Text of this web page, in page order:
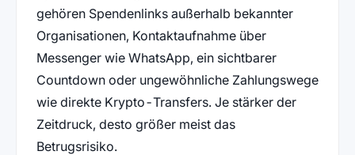
gehören Spendenlinks außerhalb bekannter
Organisationen, Kontaktaufnahme über
Messenger wie WhatsApp, ein sichtbarer
Countdown oder ungewöhnliche Zahlungswege
wie direkte Krypto-Transfers. Je stärker der
Zeitdruck, desto größer meist das
Betrugsrisiko.